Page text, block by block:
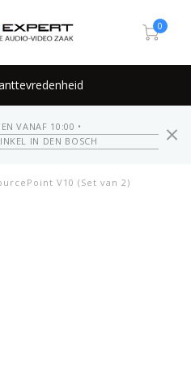
0
VANAF 10:00 •
IN DEN BOSCH
V10 (Set van 2)